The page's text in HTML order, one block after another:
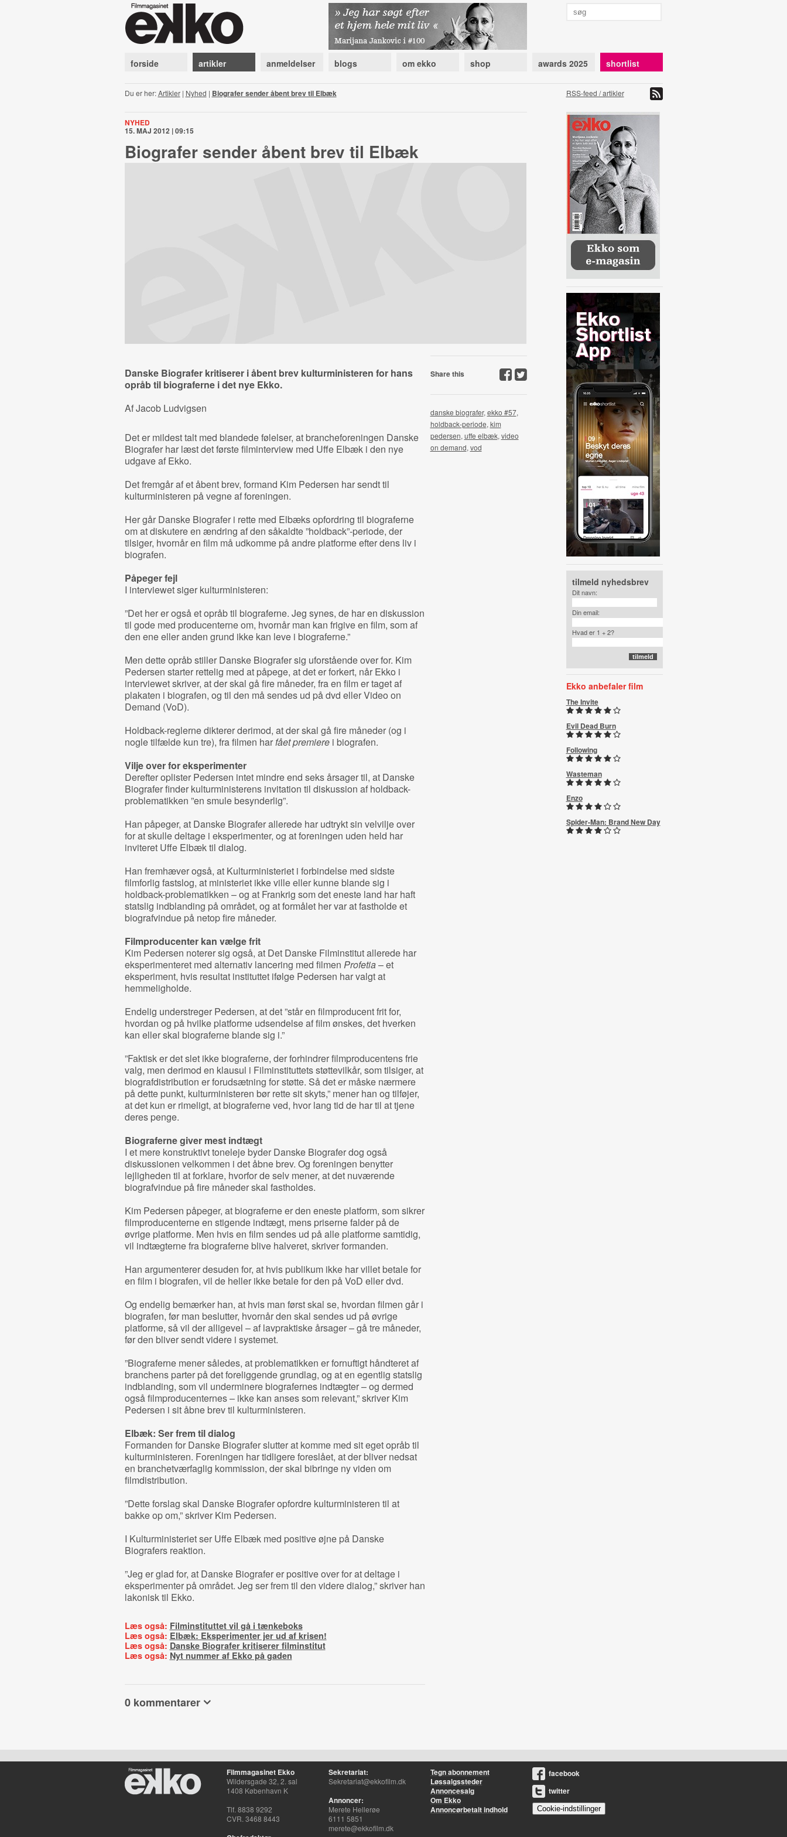
forside artikler anmeldelser blogs om ekko shop awards 2025 shortlist
Du er her:Artikler| Nyhed | Biografer sender åbent brev til Elbæk RSS-feed / artikler
NYHED
15. MAJ 2012 | 09:15
Biografer sender åbent brev til Elbæk
Danske Biografer kritiserer i åbent brev kulturministeren for hans
opråb til biograferne i det nye Ekko.
Af Jacob Ludvigsen
Det er mildest talt med blandede følelser, at brancheforeningen Danske
Biografer har læst det første filminterview med Uffe Elbæk i den nye
udgave af Ekko.
Det fremgår af et åbent brev, formand Kim Pedersen har sendt til
kulturministeren på vegne af foreningen.
Her går Danske Biografer i rette med Elbæks opfordring til biograferne
om at diskutere en ændring af den såkaldte ”holdback”-periode, der
tilsiger, hvornår en film må udkomme på andre platforme efter dens liv i
biografen.
Påpeger fejl
I interviewet siger kulturministeren:
”Det her er også et opråb til biograferne. Jeg synes, de har en diskussion
til gode med producenterne om, hvornår man kan frigive en film, som af
den ene eller anden grund ikke kan leve i biograferne.”
Men dette opråb stiller Danske Biografer sig uforstående over for. Kim
Pedersen starter rettelig med at påpege, at det er forkert, når Ekko i
interviewet skriver, at der skal gå fire måneder, fra en film er taget af
plakaten i biografen, og til den må sendes ud på dvd eller Video on
Demand (VoD).
Holdback-reglerne dikterer derimod, at der skal gå fire måneder (og i
nogle tilfælde kun tre), fra filmen harfået premierei biografen.
Vilje over for eksperimenter
Derefter oplister Pedersen intet mindre end seks årsager til, at Danske
Biografer finder kulturministerens invitation til diskussion af holdback-
problematikken ”en smule besynderlig”.
Han påpeger, at Danske Biografer allerede har udtrykt sin velvilje over
for at skulle deltage i eksperimenter, og at foreningen uden held har
inviteret Uffe Elbæk til dialog.
Han fremhæver også, at Kulturministeriet i forbindelse med sidste
filmforlig fastslog, at ministeriet ikke ville eller kunne blande sig i
holdback-problematikken – og at Frankrig som det eneste land har haft
statslig indblanding på området, og at formålet her var at fastholde et
biografvindue på netop fire måneder.
Filmproducenter kan vælge frit
Kim Pedersen noterer sig også, at Det Danske Filminstitut allerede har
eksperimenteret med alternativ lancering med filmen Profetia– et
eksperiment, hvis resultat instituttet ifølge Pedersen har valgt at
hemmeligholde.
Endelig understreger Pedersen, at det ”står en filmproducent frit for,
hvordan og på hvilke platforme udsendelse af film ønskes, det hverken
kan eller skal biograferne blande sig i.”
”Faktisk er det slet ikke biograferne, der forhindrer filmproducentens frie
valg, men derimod en klausul i Filminstituttets støttevilkår, som tilsiger, at
biografdistribution er forudsætning for støtte. Så det er måske nærmere
på dette punkt, kulturministeren bør rette sit skyts,” mener han og tilføjer,
at det kun er rimeligt, at biograferne ved, hvor lang tid de har til at tjene
deres penge.
Biograferne giver mest indtægt
I et mere konstruktivt toneleje byder Danske Biografer dog også
diskussionen velkommen i det åbne brev. Og foreningen benytter
lejligheden til at forklare, hvorfor de selv mener, at det nuværende
biografvindue på fire måneder skal fastholdes.
Kim Pedersen påpeger, at biograferne er den eneste platform, som sikrer
filmproducenterne en stigende indtægt, mens priserne falder på de
øvrige platforme. Men hvis en film sendes ud på alle platforme samtidig,
vil indtægterne fra biograferne blive halveret, skriver formanden.
Han argumenterer desuden for, at hvis publikum ikke har villet betale for
en film i biografen, vil de heller ikke betale for den på VoD eller dvd.
Og endelig bemærker han, at hvis man først skal se, hvordan filmen går i
biografen, før man beslutter, hvornår den skal sendes ud på øvrige
platforme, så vil der alligevel – af lavpraktiske årsager – gå tre måneder,
før den bliver sendt videre i systemet.
”Biograferne mener således, at problematikken er fornuftigt håndteret af
branchens parter på det foreliggende grundlag, og at en egentlig statslig
indblanding, som vil underminere biografernes indtægter – og dermed
også filmproducenternes – ikke kan anses som relevant,” skriver Kim
Pedersen i sit åbne brev til kulturministeren.
Elbæk: Ser frem til dialog
Formanden for Danske Biografer slutter at komme med sit eget opråb til
kulturministeren. Foreningen har tidligere foreslået, at der bliver nedsat
en branchetværfaglig kommission, der skal bibringe ny viden om
filmdistribution.
”Dette forslag skal Danske Biografer opfordre kulturministeren til at
bakke op om,” skriver Kim Pedersen.
I Kulturministeriet ser Uffe Elbæk med positive øjne på Danske
Biografers reaktion.
”Jeg er glad for, at Danske Biografer er positive over for at deltage i
eksperimenter på området. Jeg ser frem til den videre dialog,” skriver han
lakonisk til Ekko.
Læs også: Filminstituttet vil gå i tænkeboks
Læs også: Elbæk: Eksperimenter jer ud af krisen!
Læs også: Danske Biografer kritiserer filminstitut
Læs også: Nyt nummer af Ekko på gaden
0 kommentarer
Share this
danske biografer, ekko #57,
holdback-periode, kim
pedersen, uffe elbæk, video
on demand, vod
tilmeld nyhedsbrev
Dit navn:
Din email:
Hvad er 1 + 2?
Ekko anbefaler film
The Invite
Evil Dead Burn
Following
Wasteman
Enzo
Spider-Man: Brand New Day
Filmmagasinet Ekko
Wildersgade 32, 2. sal
1408 København K
Tlf. 8838 9292
CVR. 3468 8443
Sekretariat:
Sekretariat@ekkofilm.dk
Annoncer:
Merete Hellerøe
6111 5851
merete@ekkofilm.dk
Tegn abonnement
Løssalgssteder
Annoncesalg
Om Ekko
Annoncørbetalt indhold
facebook
twitter
Cookie-indstillinger